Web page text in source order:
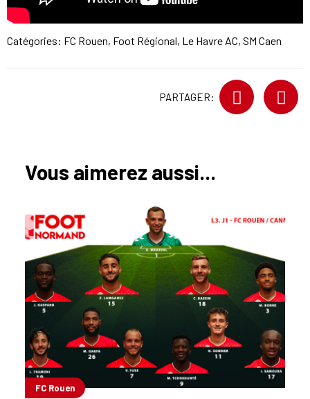
Catégories: FC Rouen, Foot Régional, Le Havre AC, SM Caen
PARTAGER:
Vous aimerez aussi...
FC Rouen